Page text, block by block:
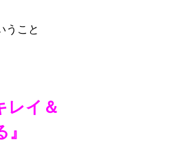
うこと
レイ＆